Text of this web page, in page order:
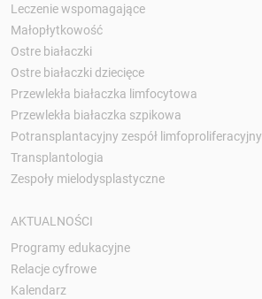
Leczenie wspomagające
Małopłytkowość
Ostre białaczki
Ostre białaczki dziecięce
Przewlekła białaczka limfocytowa
Przewlekła białaczka szpikowa
Potransplantacyjny zespół limfoproliferacyjny
Transplantologia
Zespoły mielodysplastyczne
AKTUALNOŚCI
Programy edukacyjne
Relacje cyfrowe
Kalendarz